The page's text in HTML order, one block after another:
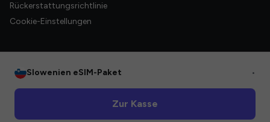
Rückerstattungsrichtlinie
Cookie-Einstellungen
Slowenien eSIM-Paket •
Zur Kasse